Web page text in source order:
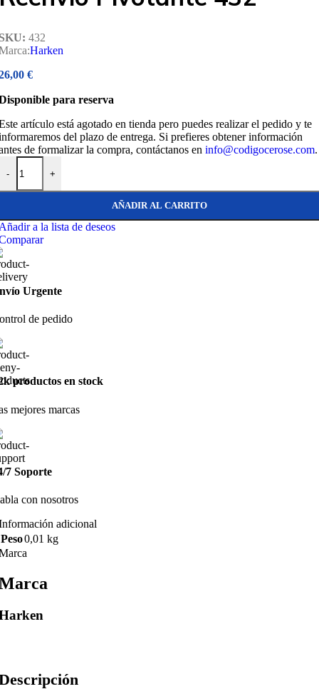
432
Harken
€
para reserva
artículo está agotado en tienda pero puedes realizar el pedido y te
del plazo de entrega. Si prefieres obtener información
de formalizar la compra, contáctanos en info@codigocerose.com.
-
Polea 16mm Reenvio Pivotante 432 cantidad
+
AÑADIR AL CARRITO
a la lista de deseos
Urgente
de pedido
productos en stock
mejores marcas
7 Soporte
con nosotros
adicional
Peso0,01 kg